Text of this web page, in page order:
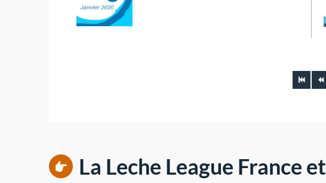
La Leche League France